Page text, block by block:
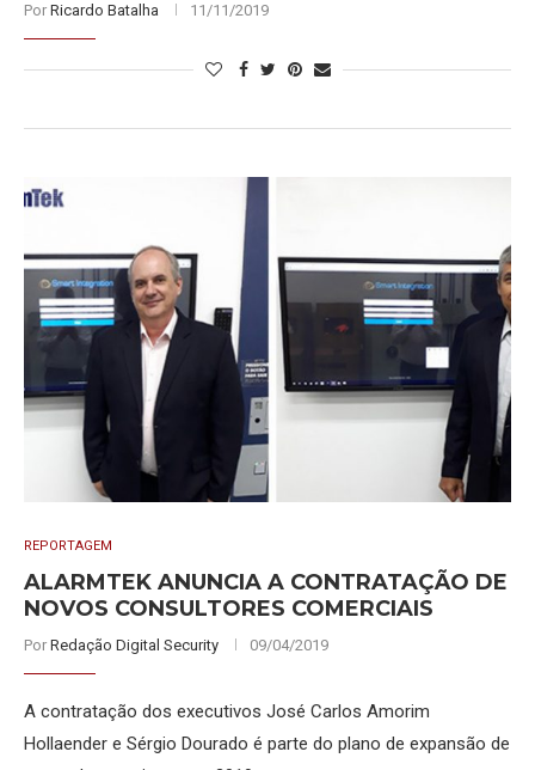
Por Ricardo Batalha 11/11/2019
REPORTAGEM
ALARMTEK ANUNCIA A CONTRATAÇÃO DE
NOVOS CONSULTORES COMERCIAIS
Por Redação Digital Security 09/04/2019
A contratação dos executivos José Carlos Amorim
Hollaender e Sérgio Dourado é parte do plano de expansão de